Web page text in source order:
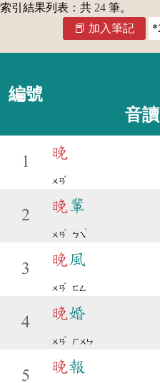
索引結果列表：共 24 筆。
加入筆記
編號
音讀
1
晚
ㄨㄢ
ˇ
2
晚輩
ㄨㄢ
ˇ
ㄅㄟ
ˋ
3
晚風
ㄨㄢ
ˇ
ㄈㄥ
4
晚婚
ㄨㄢ
ˇ
ㄏㄨㄣ
5
晚報